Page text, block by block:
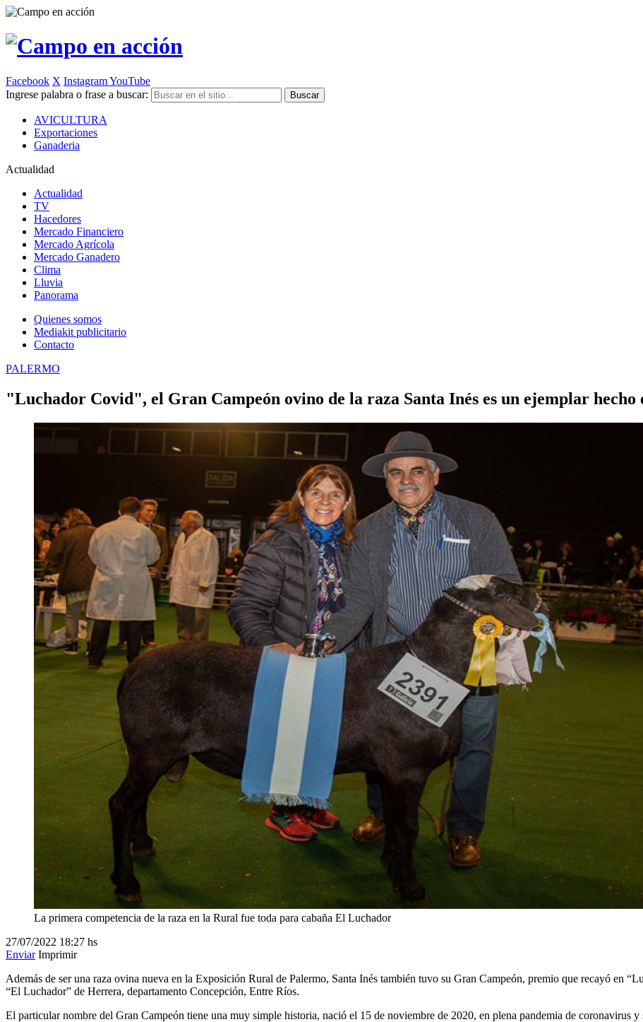
Facebook X InstagramYouTube
Ingrese palabra o frase a buscar:
AVICULTURA
Exportaciones
Ganaderia
Actualidad
Actualidad
TV
Hacedores
Mercado Financiero
Mercado Agrícola
Mercado Ganadero
Clima
Lluvia
Panorama
Quienes somos
Mediakit publicitario
Contacto
PALERMO
"Luchador Covid", el Gran Campeón ovino de la raza Santa Inés es un ejemplar hecho
La primera competencia de la raza en la Rural fue toda para cabaña El Luchador
27/07/2022 18:27 hs
Enviar Imprimir
Además de ser una raza ovina nueva en la Exposición Rural de Palermo, Santa Inés también tuvo su Gran Campeón, premio que recayó en
“El Luchador” de Herrera, departamento Concepción, Entre Ríos.
El particular nombre del Gran Campeón tiene una muy simple historia, nació el 15 de noviembre de 2020, en plena pandemia de coronavirus